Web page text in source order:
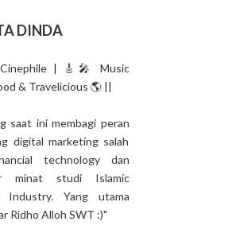
DINDA
| 🎸🎤 Music
& Travelicious 🌎 ||
saat ini membagi peran
digital marketing salah
technology dan
minat studi Islamic
Industry. Yang utama
Ridho Alloh SWT :)"